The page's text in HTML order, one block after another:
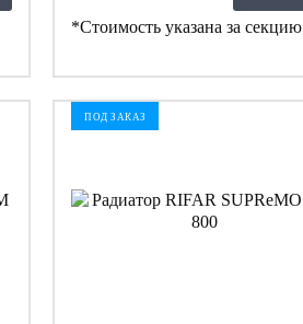
*Стоимость указана за секцию
ПОД ЗАКАЗ